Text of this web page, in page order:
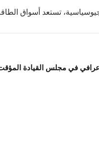
تستعد أسواق
في مجلس القيادة